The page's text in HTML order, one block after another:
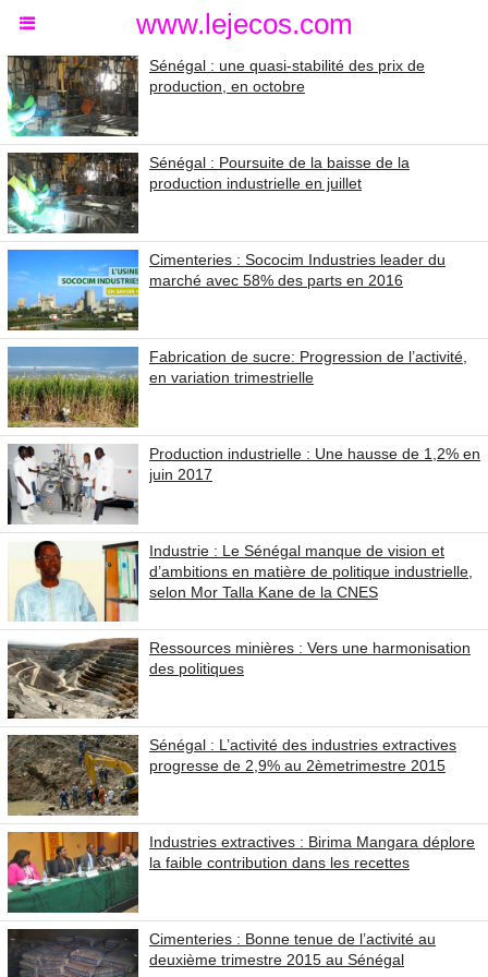
www.lejecos.com
Sénégal : une quasi-stabilité des prix de
production, en octobre
Sénégal : Poursuite de la baisse de la
production industrielle en juillet
Cimenteries : Sococim Industries leader du
marché avec 58% des parts en 2016
Fabrication de sucre: Progression de l’activité,
en variation trimestrielle
Production industrielle : Une hausse de 1,2% en
juin 2017
Industrie : Le Sénégal manque de vision et
d’ambitions en matière de politique industrielle,
selon Mor Talla Kane de la CNES
Ressources minières : Vers une harmonisation
des politiques
Sénégal : L’activité des industries extractives
progresse de 2,9% au 2èmetrimestre 2015
Industries extractives : Birima Mangara déplore
la faible contribution dans les recettes
Cimenteries : Bonne tenue de l’activité au
deuxième trimestre 2015 au Sénégal